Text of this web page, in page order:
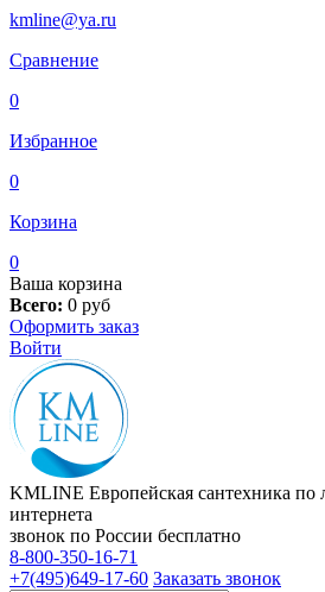
kmline@ya.ru
Сравнение
0
Избранное
0
Корзина
0
Ваша корзина
Всего: 0 руб
Оформить заказ
Войти
KMLINE Европейская сантехника
интернета
звонок по России бесплатно
8-800-350-16-71
+7(495)649-17-60 Заказать звонок